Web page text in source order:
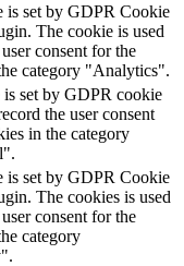
is set by GDPR Cookie
The cookie is used
consent for the
category "Analytics".
set by GDPR cookie
the user consent
in the category
is set by GDPR Cookie
The cookies is used
consent for the
category